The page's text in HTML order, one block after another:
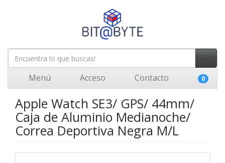
Menú Acceso Contacto 0
Apple Watch SE3/ GPS/ 44mm/
Caja de Aluminio Medianoche/
Correa Deportiva Negra M/L